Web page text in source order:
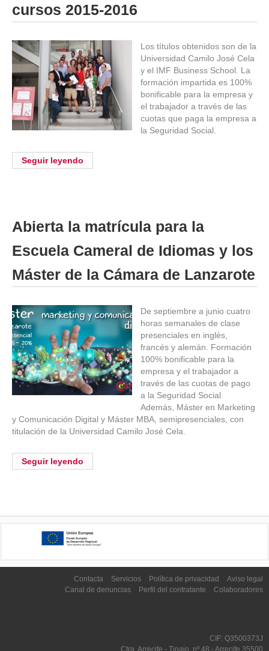
cursos 2015-2016
Los títulos obtenidos son de la
Universidad Camilo José Cela
y el IMF Business School. La
formación impartida es 100%
bonificable para la empresa y
el trabajador a través de las
cuotas que paga la empresa a
la Seguridad Social.
Seguir leyendo
Abierta la matrícula para la
Escuela Cameral de Idiomas y los
Máster de la Cámara de Lanzarote
De septiembre a junio cuatro
horas semanales de clase
presenciales en inglés,
francés y alemán. Formación
100% bonificable para la
empresa y el trabajador a
través de las cuotas de pago
a la Seguridad Social.
Además, Máster en Marketing
y Comunicación Digital y Máster MBA, semipresenciales, con
titulación de la Universidad Camilo José Cela.
Seguir leyendo
Contacta Servicios Política de privacidad
Aviso legal
Canal de denuncias
Perfil del contratante Colaboradores
CIF: Q3500373J
Ctra. Arrecife - Tinajo, nº 48 - Arrecife 35500